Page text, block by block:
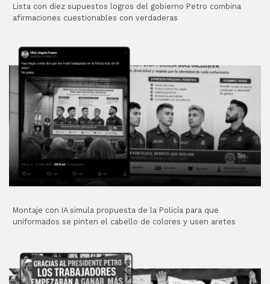
Lista con diez supuestos logros del gobierno Petro combina
afirmaciones cuestionables con verdaderas
Montaje con IA simula propuesta de la Policía para que
uniformados se pinten el cabello de colores y usen aretes